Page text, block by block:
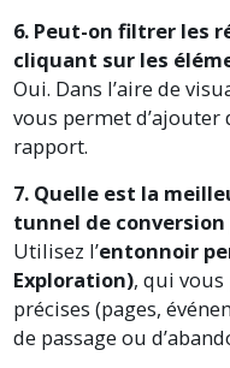
6. Peut-on filtrer les
cliquant sur les
Oui. Dans l’aire de
vous permet
rapport.
7. Quelle est la
tunnel de conversion
Utilisez l’entonnoir
Exploration), qui vous
précises (pages,
de passage ou